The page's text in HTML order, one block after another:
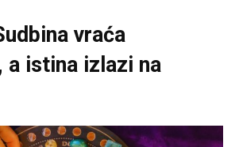
vraća
a istina izlazi na